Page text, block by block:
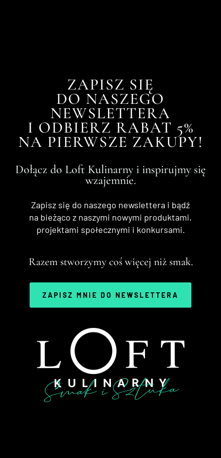
ZAPISZ SIĘ
DO NASZEGO
NEWSLETTERA
I ODBIERZ RABAT 5%
NA PIERWSZE ZAKUPY!
Dołącz do Loft Kulinarny i inspirujmy się
wzajemnie.
Zapisz się do naszego newslettera i bądź
na bieżąco z naszymi nowymi produktami,
projektami społecznymi i konkursami.
Razem stworzymy coś więcej niż smak.
ZAPISZ MNIE DO NEWSLETTERA